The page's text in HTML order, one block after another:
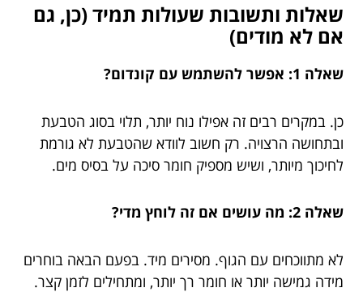
שאלות ותשובות שעולות תמיד (כן, גם
אם לא מודים)
שאלה 1: אפשר להשתמש עם קונדום?
כן. במקרים רבים זה אפילו נוח יותר, תלוי בסוג הטבעת
ובתחושה הרצויה. רק חשוב לוודא שהטבעת לא גורמת
לחיכוך מיותר, ושיש מספיק חומר סיכה על בסיס מים.
שאלה 2: מה עושים אם זה לוחץ מדי?
לא מתווכחים עם הגוף. מסירים מיד. בפעם הבאה בוחרים
מידה גמישה יותר או חומר רך יותר, ומתחילים לזמן קצר.